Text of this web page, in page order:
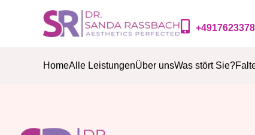
HomeAlle LeistungenÜber unsWas stört Sie?